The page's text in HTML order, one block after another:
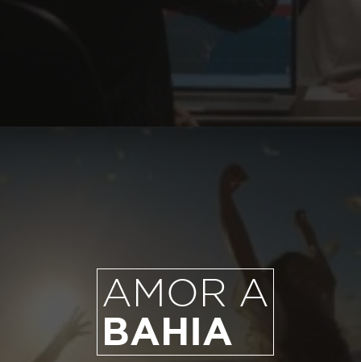
AMOR A
BAHIA